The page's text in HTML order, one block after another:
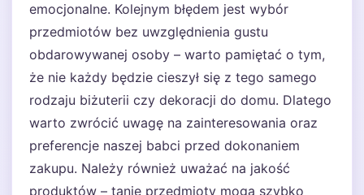
emocjonalne. Kolejnym błędem jest wybór
przedmiotów bez uwzględnienia gustu
obdarowywanej osoby – warto pamiętać o tym,
że nie każdy będzie cieszył się z tego samego
rodzaju biżuterii czy dekoracji do domu. Dlatego
warto zwrócić uwagę na zainteresowania oraz
preferencje naszej babci przed dokonaniem
zakupu. Należy również uważać na jakość
produktów – tanie przedmioty mogą szybko